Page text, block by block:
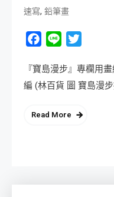
速寫, 鉛筆畫
Facebook
Line
『寶島漫步』專欄用
編 (林百貨 圖 寶島漫
Read More